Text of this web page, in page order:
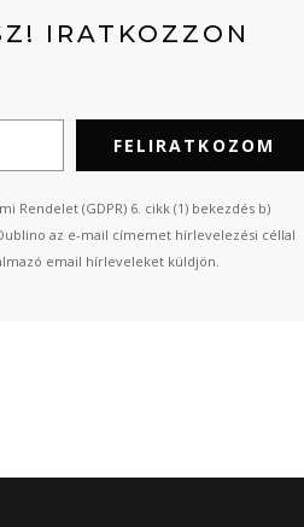
IRATKOZZON
FELIRATKOZOM
Rendelet (GDPR) 6. cikk (1) bekezdés b)
az e-mail címemet hírlevelezési céllal
email hírleveleket küldjön.